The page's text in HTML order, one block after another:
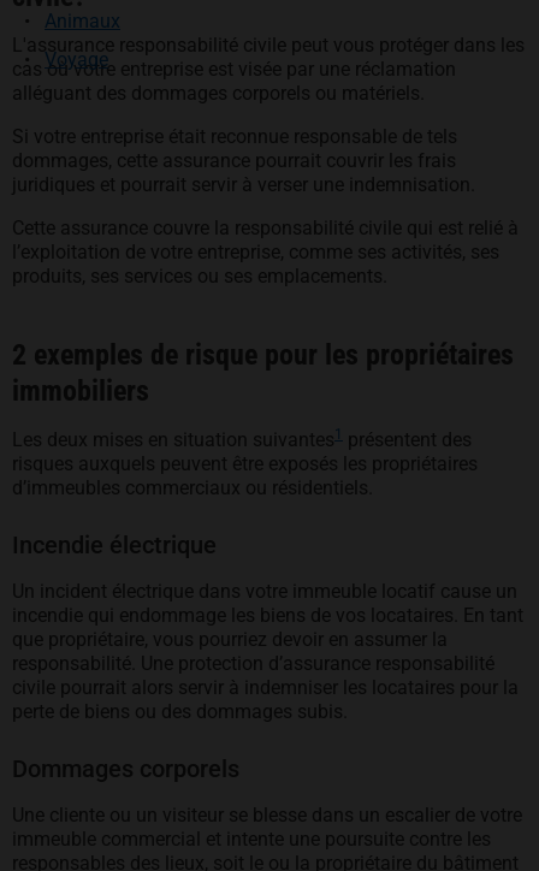
Animaux
Voyage
L'assurance responsabilité civile peut vous protéger dans les
cas où votre entreprise est visée par une réclamation
alléguant des dommages corporels ou matériels.
Si votre entreprise était reconnue responsable de tels
dommages, cette assurance pourrait couvrir les frais
juridiques et pourrait servir à verser une indemnisation.
Cette assurance couvre la responsabilité civile qui est relié à
l’exploitation de votre entreprise, comme ses activités, ses
produits, ses services ou ses emplacements.
2 exemples de risque pour les propriétaires
immobiliers
Les deux mises en situation suivantes1
présentent des
risques auxquels peuvent être exposés les propriétaires
d’immeubles commerciaux ou résidentiels.
Incendie électrique
Un incident électrique dans votre immeuble locatif cause un
incendie qui endommage les biens de vos locataires. En tant
que propriétaire, vous pourriez devoir en assumer la
responsabilité. Une protection d’assurance responsabilité
civile pourrait alors servir à indemniser les locataires pour la
perte de biens ou des dommages subis.
Dommages corporels
Une cliente ou un visiteur se blesse dans un escalier de votre
immeuble commercial et intente une poursuite contre les
responsables des lieux, soit le ou la propriétaire du bâtiment